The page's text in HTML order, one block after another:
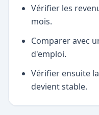
Vérifier les
mois.
Comparer avec
d'emploi.
Vérifier ensuite
devient stable.